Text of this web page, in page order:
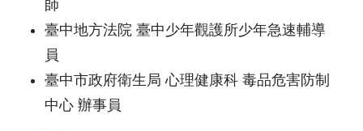
師
臺中地方法院 臺中少年觀護所少年急速輔導
員
臺中市政府衛生局 心理健康科 毒品危害防制
中心 辦事員